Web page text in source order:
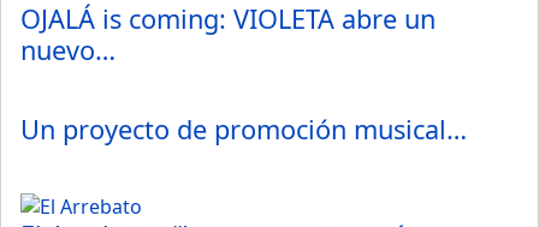
OJALÁ is coming: VIOLETA abre un
nuevo…
Un proyecto de promoción musical…